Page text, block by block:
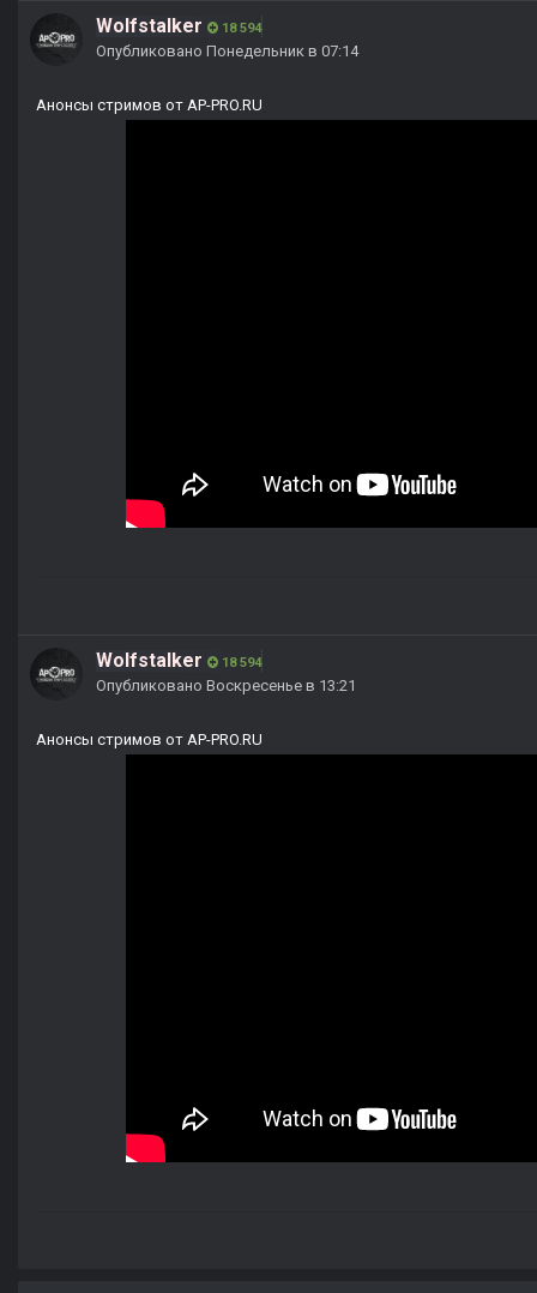
Wolfstalker 18 594
Опубликовано Понедельник в 07:14
Анонсы стримов от AP-PRO.RU
Wolfstalker 18 594
Опубликовано Воскресенье в 13:21
Анонсы стримов от AP-PRO.RU